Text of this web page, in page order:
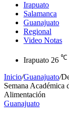
Irapuato
Salamanca
Guanajuato
Regional
Video Notas
Irapuato 26 ℃
Inicio/Guanajuato/
Semana
Alimentación
Guanajuato